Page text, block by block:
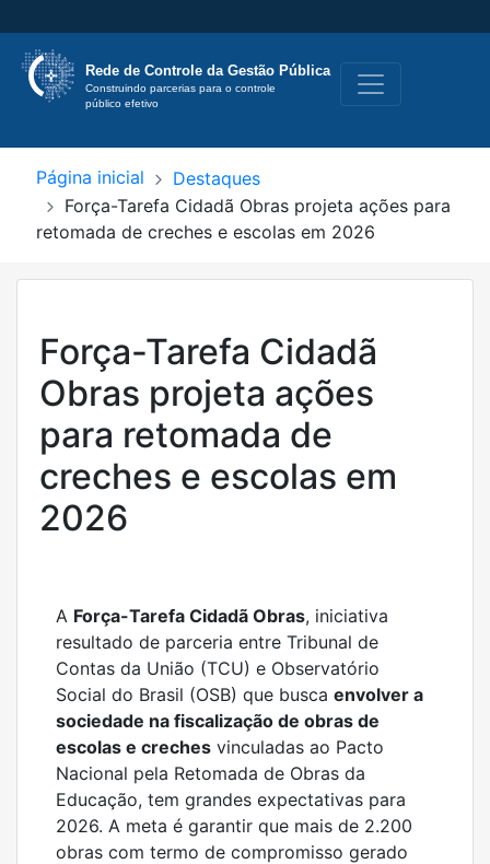
Rede de Controle da Gestão Pública
Construindo parcerias para o controle
público efetivo
Página inicial
Destaques
Força-Tarefa Cidadã Obras projeta ações para
retomada de creches e escolas em 2026
Força-Tarefa Cidadã
Obras projeta ações
para retomada de
creches e escolas em
2026
A Força-Tarefa Cidadã Obras, iniciativa
resultado de parceria entre Tribunal de
Contas da União (TCU) e Observatório
Social do Brasil (OSB) que busca envolver a
sociedade na fiscalização de obras de
escolas e creches vinculadas ao Pacto
Nacional pela Retomada de Obras da
Educação, tem grandes expectativas para
2026. A meta é garantir que mais de 2.200
obras com termo de compromisso gerado